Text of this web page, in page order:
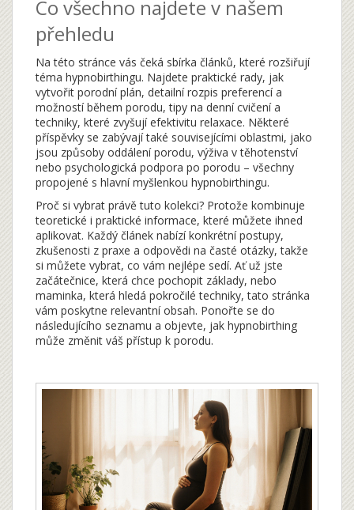
Co všechno najdete v našem
přehledu
Na této stránce vás čeká sbírka článků, které rozšiřují
téma hypnobirthingu. Najdete praktické rady, jak
vytvořit porodní plán, detailní rozpis preferencí a
možností během porodu, tipy na denní cvičení a
techniky, které zvyšují efektivitu relaxace. Některé
příspěvky se zabývají také souvisejícími oblastmi, jako
jsou způsoby oddálení porodu, výživa v těhotenství
nebo psychologická podpora po porodu – všechny
propojené s hlavní myšlenkou hypnobirthingu.
Proč si vybrat právě tuto kolekci? Protože kombinuje
teoretické i praktické informace, které můžete ihned
aplikovat. Každý článek nabízí konkrétní postupy,
zkušenosti z praxe a odpovědi na časté otázky, takže
si můžete vybrat, co vám nejlépe sedí. Ať už jste
začátečnice, která chce pochopit základy, nebo
maminka, která hledá pokročilé techniky, tato stránka
vám poskytne relevantní obsah. Ponořte se do
následujícího seznamu a objevte, jak hypnobirthing
může změnit váš přístup k porodu.